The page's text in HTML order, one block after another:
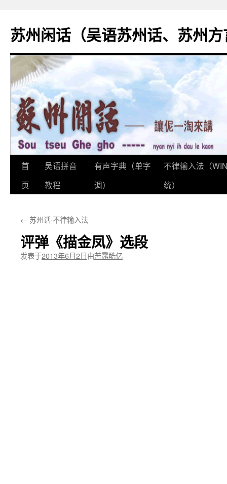
苏州闲话（吴语苏州话、苏州
跳
至
文
首
页
吴语拼音
教程
有声字典（单字
调）
不律输入法（
统）
← 苏州话·不律输入法
评弹《描金凤》选段
发表于2013年6月2日由苦露酷亿